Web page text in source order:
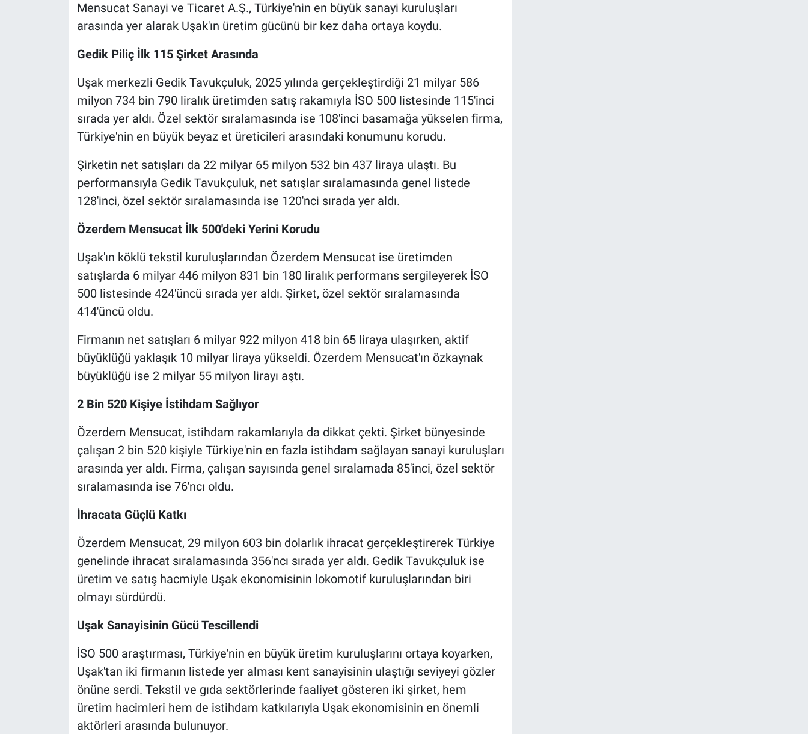
Mensucat Sanayi ve Ticaret A.Ş., Türkiye'nin en büyük sanayi kuruluşları
arasında yer alarak Uşak'ın üretim gücünü bir kez daha ortaya koydu.
Gedik Piliç İlk 115 Şirket Arasında
Uşak merkezli Gedik Tavukçuluk, 2025 yılında gerçekleştirdiği 21 milyar 586
milyon 734 bin 790 liralık üretimden satış rakamıyla İSO 500 listesinde 115'inci
sırada yer aldı. Özel sektör sıralamasında ise 108'inci basamağa yükselen firma,
Türkiye'nin en büyük beyaz et üreticileri arasındaki konumunu korudu.
Şirketin net satışları da 22 milyar 65 milyon 532 bin 437 liraya ulaştı. Bu
performansıyla Gedik Tavukçuluk, net satışlar sıralamasında genel listede
128'inci, özel sektör sıralamasında ise 120'nci sırada yer aldı.
Özerdem Mensucat İlk 500'deki Yerini Korudu
Uşak'ın köklü tekstil kuruluşlarından Özerdem Mensucat ise üretimden
satışlarda 6 milyar 446 milyon 831 bin 180 liralık performans sergileyerek İSO
500 listesinde 424'üncü sırada yer aldı. Şirket, özel sektör sıralamasında
414'üncü oldu.
Firmanın net satışları 6 milyar 922 milyon 418 bin 65 liraya ulaşırken, aktif
büyüklüğü yaklaşık 10 milyar liraya yükseldi. Özerdem Mensucat'ın özkaynak
büyüklüğü ise 2 milyar 55 milyon lirayı aştı.
2 Bin 520 Kişiye İstihdam Sağlıyor
Özerdem Mensucat, istihdam rakamlarıyla da dikkat çekti. Şirket bünyesinde
çalışan 2 bin 520 kişiyle Türkiye'nin en fazla istihdam sağlayan sanayi kuruluşları
arasında yer aldı. Firma, çalışan sayısında genel sıralamada 85'inci, özel sektör
sıralamasında ise 76'ncı oldu.
İhracata Güçlü Katkı
Özerdem Mensucat, 29 milyon 603 bin dolarlık ihracat gerçekleştirerek Türkiye
genelinde ihracat sıralamasında 356'ncı sırada yer aldı. Gedik Tavukçuluk ise
üretim ve satış hacmiyle Uşak ekonomisinin lokomotif kuruluşlarından biri
olmayı sürdürdü.
Uşak Sanayisinin Gücü Tescillendi
İSO 500 araştırması, Türkiye'nin en büyük üretim kuruluşlarını ortaya koyarken,
Uşak'tan iki firmanın listede yer alması kent sanayisinin ulaştığı seviyeyi gözler
önüne serdi. Tekstil ve gıda sektörlerinde faaliyet gösteren iki şirket, hem
üretim hacimleri hem de istihdam katkılarıyla Uşak ekonomisinin en önemli
aktörleri arasında bulunuyor.